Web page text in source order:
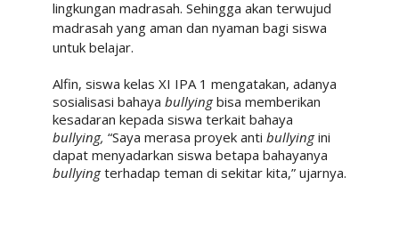
lingkungan madrasah. Sehingga akan terwujud
madrasah yang aman dan nyaman bagi siswa
untuk belajar.
Alfin, siswa kelas XI IPA 1 mengatakan, adanya
sosialisasi bahaya bullyingbisa memberikan
kesadaran kepada siswa terkait bahaya
bullying, “Saya merasa proyek anti bullyingini
dapat menyadarkan siswa betapa bahayanya
bullyingterhadap teman di sekitar kita,” ujarnya.